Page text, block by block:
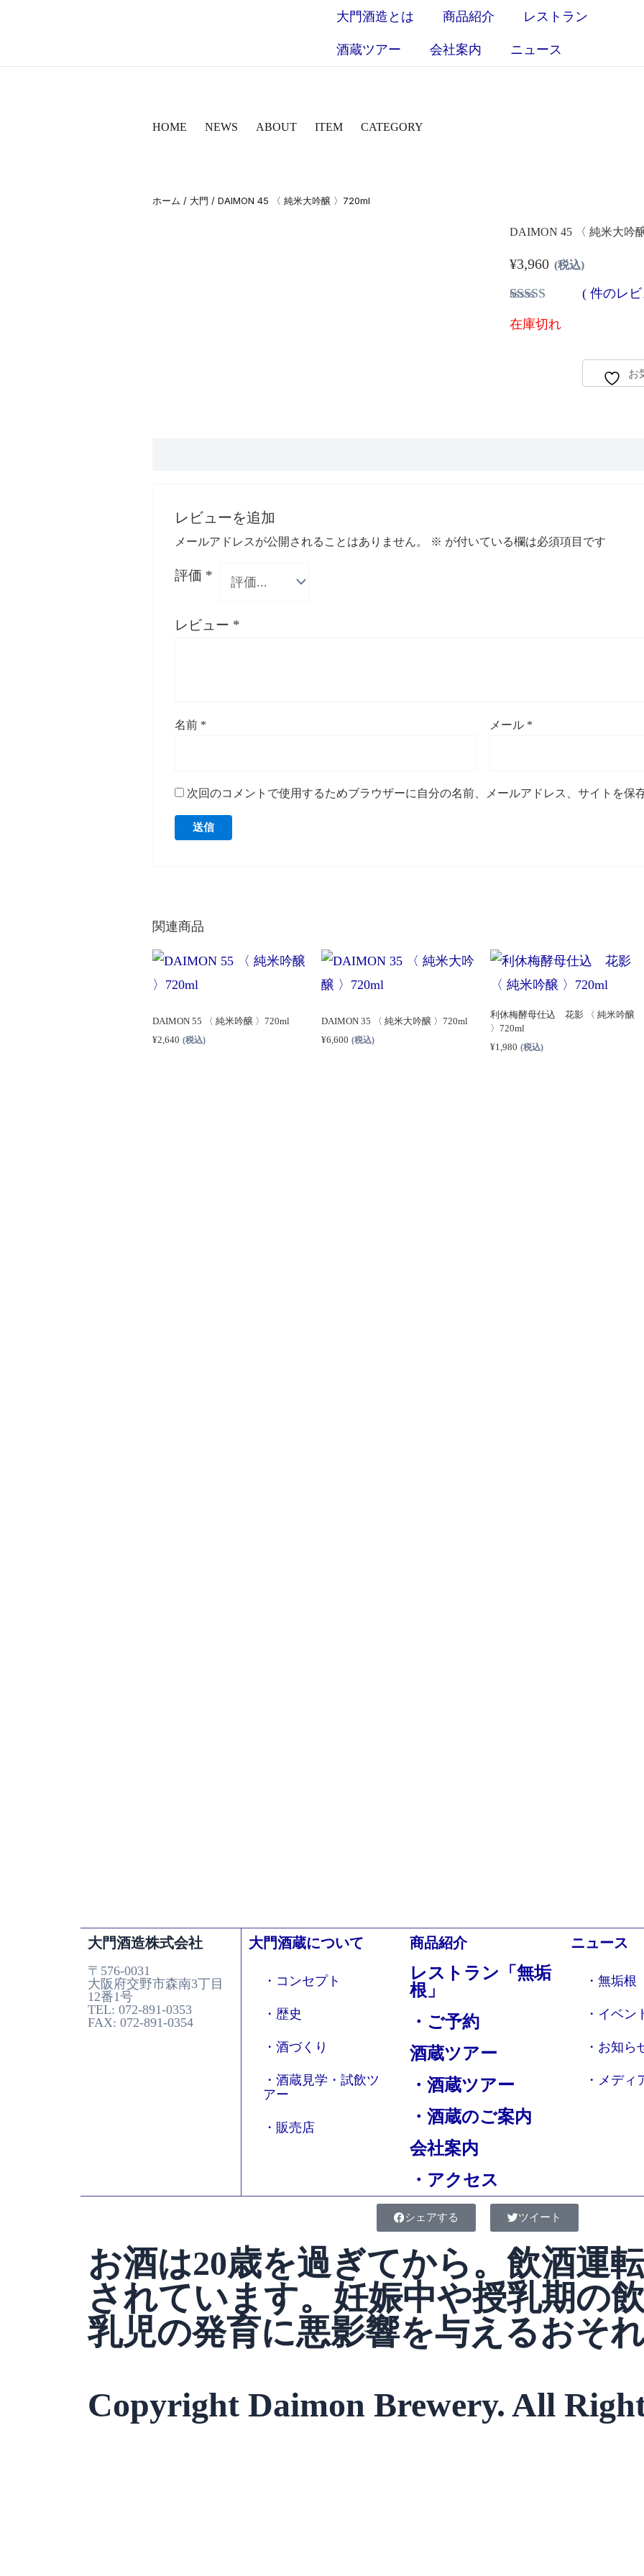
大門酒造とは 商品紹介 レストラン
酒蔵ツアー 会社案内 ニュース
HOME NEWS ABOUT ITEM CATEGORY
ホーム / 大門 / DAIMON 45 〈 純米大吟醸 〉720ml
DAIMON 45 〈 純米大吟
¥3,960 (税込)
者評価に
( 件のレ
在庫切れ
お
レビューを追加
メールアドレスが公開されることはありません。 ※ が付いている欄は必須項目です
評価 *
レビュー *
名前 * メール *
次回のコメントで使用するためブラウザーに自分の名前、メールアドレス、サイトを保
関連商品
DAIMON 55 〈 純米吟醸 〉720ml
¥2,640 (税込)
DAIMON 35 〈 純米大吟醸 〉720ml
¥6,600 (税込)
利休梅酵母仕込 花影 〈 純米吟醸
〉720ml
¥1,980 (税込)
大門酒造株式会社
〒576-0031
大阪府交野市森南3丁目
12番1号
TEL: 072-891-0353
FAX: 072-891-0354
大門酒蔵について
・コンセプト
・歴史
・酒づくり
・酒蔵見学・試飲ツ
アー
・販売店
商品紹介
レストラン「無垢
根」
・ご予約
酒蔵ツアー
・酒蔵ツアー
・酒蔵のご案内
会社案内
・アクセス
ニュース
・無垢根
・イベン
・お知ら
・メディ
シェアする ツイート
お酒は20歳を過ぎてから。飲酒運
されています。妊娠中や授乳期の
乳児の発育に悪影響を与えるおそ
Copyright Daimon Brewery. All